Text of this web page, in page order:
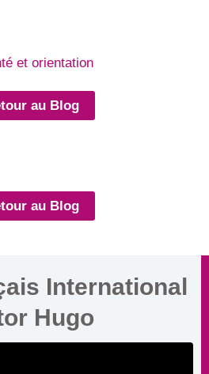
et orientation
au Blog
au Blog
International
Hugo